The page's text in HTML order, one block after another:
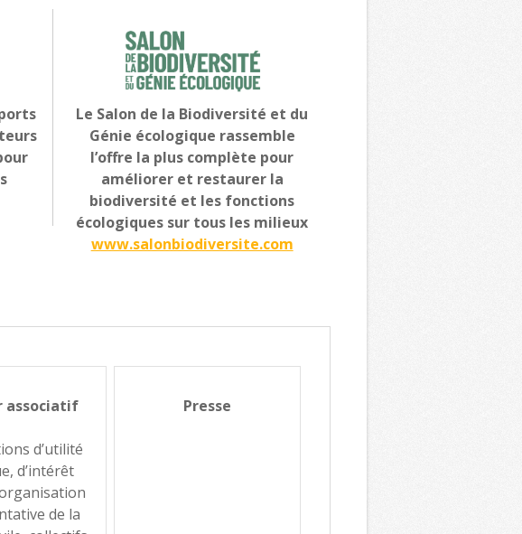
Le Salon de la Biodiversité et du
Génie écologique rassemble
l’offre la plus complète pour
améliorer et restaurer la
biodiversité et les fonctions
écologiques sur tous les milieux
www.salonbiodiversite.com
associatif
d’utilité
d’intérêt
de la
Presse